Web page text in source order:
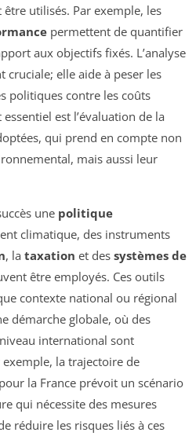
utilisés. Par exemple, les
permettent de quantifier
aux objectifs fixés. L’analyse
cruciale; elle aide à peser les
politiques contre les coûts
est l’évaluation de la
qui prend en compte non
mais aussi leur
une politique
climatique, des instruments
, la taxation et des systèmes de
être employés. Ces outils
contexte national ou régional
démarche globale, où des
international sont
exemple, la trajectoire de
la France prévoit un scénario
qui nécessite des mesures
réduire les risques liés à ces